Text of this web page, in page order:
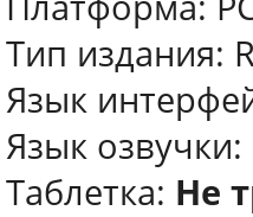
Тип издания:
Язык
Язык
Таблетка: Не